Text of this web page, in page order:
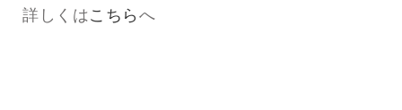
詳しくはこちらへ